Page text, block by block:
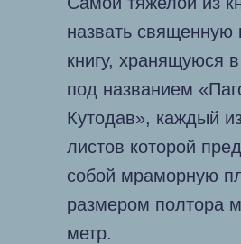
назвать священную
книгу, хранящуюся
под названием
Кутодав», каждый
листов которой
собой мраморную
размером полтора
метр.